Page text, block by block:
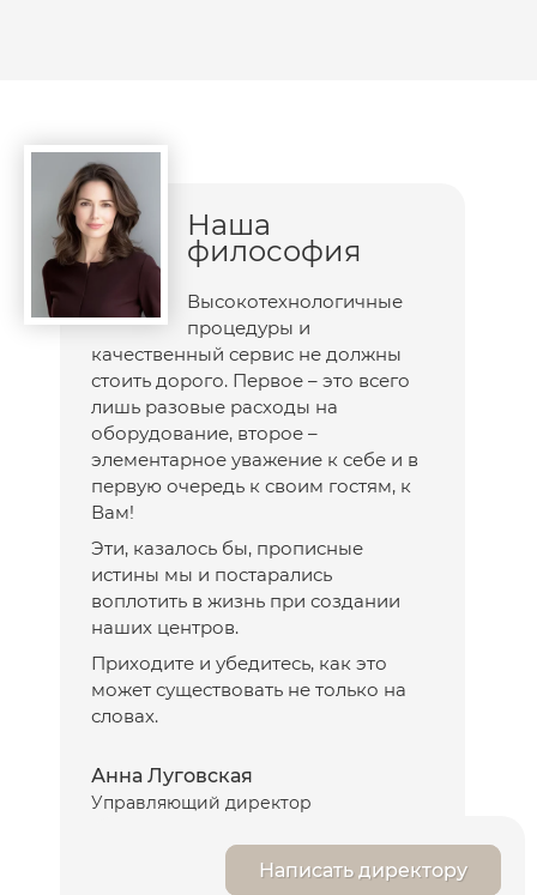
Наша
философия
Высокотехнологичные
процедуры и
качественный сервис не должны
стоить дорого. Первое – это всего
лишь разовые расходы на
оборудование, второе –
элементарное уважение к себе и в
первую очередь к своим гостям, к
Вам!
Эти, казалось бы, прописные
истины мы и постарались
воплотить в жизнь при создании
наших центров.
Приходите и убедитесь, как это
может существовать не только на
словах.
Анна Луговская
Управляющий директор
Написать директору